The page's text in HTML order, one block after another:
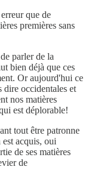
que de
premières sans
parler de la
bien déjà que ces
Or aujourd'hui ce
dire occidentales et
nos matières
est déplorable!
tout être patronne
est acquis, oui
de ses matières
de